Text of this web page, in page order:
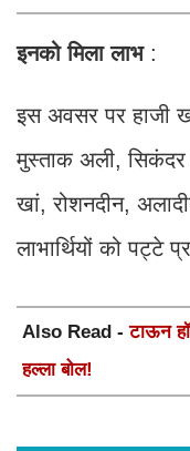
इनको मिला लाभ :
इस अवसर पर हाजी
मुस्ताक अली, सिकंदर
खां, रोशनदीन,
लाभार्थियों को पट्टे
Also Read -टाऊन
हल्ला बोल!